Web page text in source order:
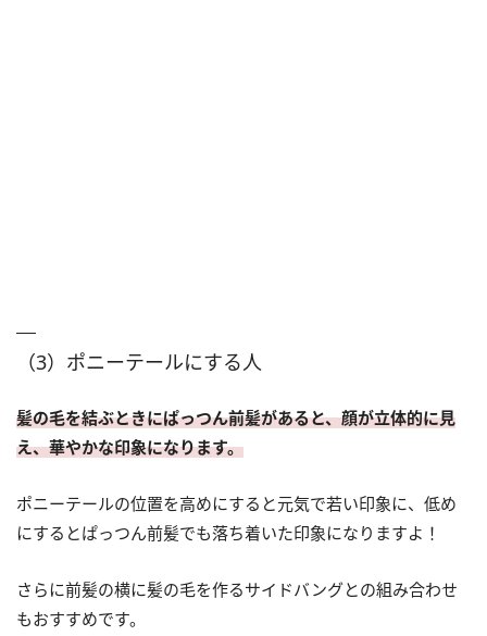
（3）ポニーテールにする人
髪の毛を結ぶときにぱっつん前髪があると、顔が立体的に見
え、華やかな印象になります。
ポニーテールの位置を高めにすると元気で若い印象に、低め
にするとぱっつん前髪でも落ち着いた印象になりますよ！
さらに前髪の横に髪の毛を作るサイドバングとの組み合わせ
もおすすめです。